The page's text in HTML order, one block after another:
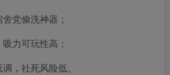
党偷洗神器；
力可玩性高；
，社死风险低。